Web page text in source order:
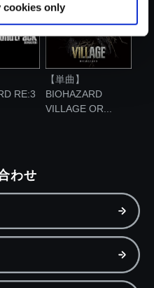
cookies only
RE:3
【単曲】
BIOHAZARD
VILLAGE OR...
わせ